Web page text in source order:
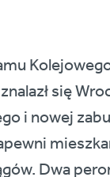
się
i nowej
Dwa